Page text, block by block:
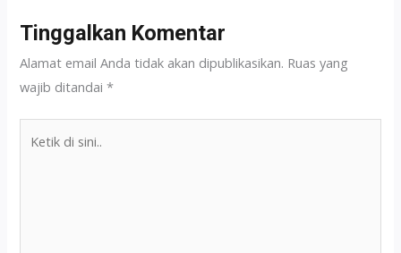
Tinggalkan Komentar
Alamat email Anda tidak akan dipublikasikan. Ruas yang
wajib ditandai*